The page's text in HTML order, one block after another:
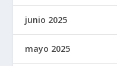
junio 2025
mayo 2025